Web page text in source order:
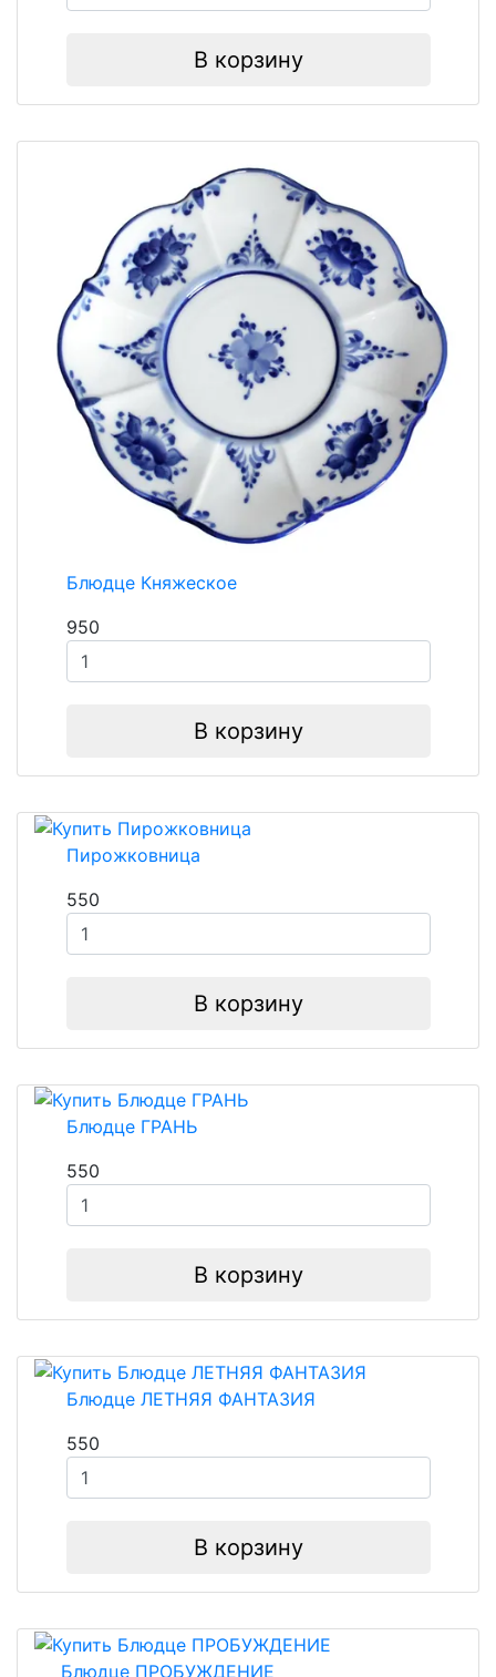
В корзину
Блюдце Княжеское
950
В корзину
Пирожковница
550
В корзину
Блюдце ГРАНЬ
550
В корзину
Блюдце ЛЕТНЯЯ ФАНТАЗИЯ
550
В корзину
Блюдце ПРОБУЖДЕНИЕ